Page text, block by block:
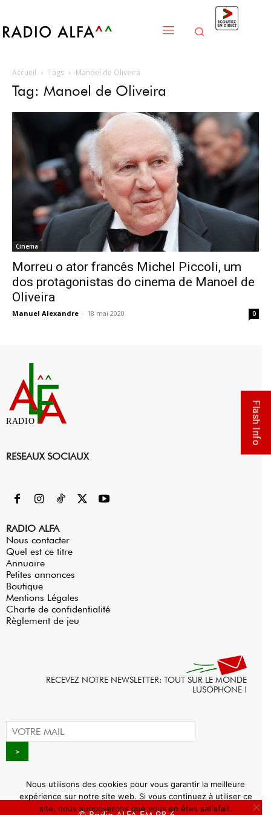
Accueil Tags Manoel de Oliveira
Tag: Manoel de Oliveira
Cinema
Morreu o ator francês Michel Piccoli, um
dos protagonistas do cinema de Manoel de
Oliveira
Manuel Alexandre - 18 mai 2020 0
RADIO
RESEAUX SOCIAUX
RADIO ALFA
Nous contacter
Quel est ce titre
Annuaire
Petites annonces
Boutique
Mentions Légales
Charte de confidentialité
Règlement de jeu
RECEVEZ NOTRE NEWSLETTER: TOUT SUR LE MONDE
LUSOPHONE !
Flash Info
Nous utilisons des cookies pour vous garantir la meilleure
expérience sur notre site web. Si vous continuez à utiliser ce
site, nous supposerons que vous en êtes satisfait.